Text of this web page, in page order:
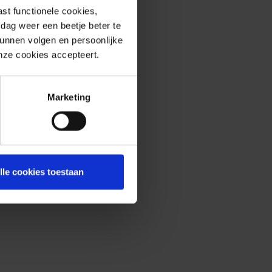
functionele cookies,
weer een beetje beter te
volgen en persoonlijke
cookies accepteert.
Marketing
cookies toestaan